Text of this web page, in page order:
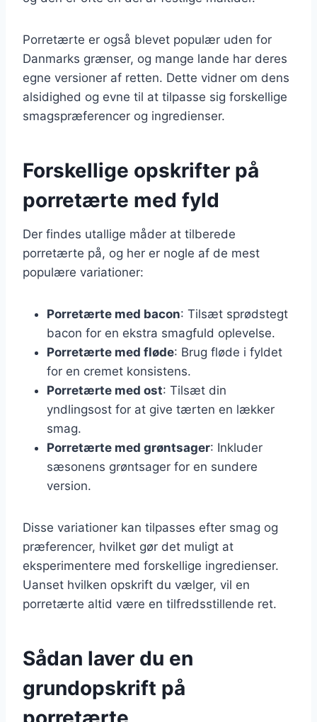
Porretærte er også blevet populær uden for
Danmarks grænser, og mange lande har deres
egne versioner af retten. Dette vidner om dens
alsidighed og evne til at tilpasse sig forskellige
smagspræferencer og ingredienser.
Forskellige opskrifter på
porretærte med fyld
Der findes utallige måder at tilberede
porretærte på, og her er nogle af de mest
populære variationer:
Porretærte med bacon: Tilsæt sprødstegt
bacon for en ekstra smagfuld oplevelse.
Porretærte med fløde: Brug fløde i fyldet
for en cremet konsistens.
Porretærte med ost: Tilsæt din
yndlingsost for at give tærten en lækker
smag.
Porretærte med grøntsager: Inkluder
sæsonens grøntsager for en sundere
version.
Disse variationer kan tilpasses efter smag og
præferencer, hvilket gør det muligt at
eksperimentere med forskellige ingredienser.
Uanset hvilken opskrift du vælger, vil en
porretærte altid være en tilfredsstillende ret.
Sådan laver du en
grundopskrift på